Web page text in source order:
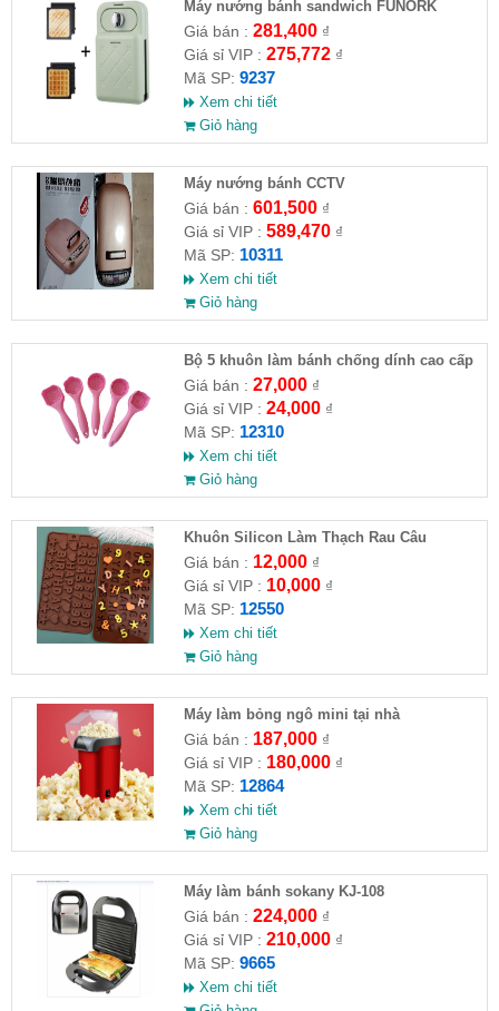
Máy nướng bánh sandwich FUNORK
Giá bán : 281,400₫
Giá sỉ VIP : 275,772₫
Mã SP: 9237
Xem chi tiết
Giỏ hàng
Máy nướng bánh CCTV
Giá bán : 601,500₫
Giá sỉ VIP : 589,470₫
Mã SP: 10311
Xem chi tiết
Giỏ hàng
Bộ 5 khuôn làm bánh chống dính cao cấp
Giá bán : 27,000₫
Giá sỉ VIP : 24,000₫
Mã SP: 12310
Xem chi tiết
Giỏ hàng
Khuôn Silicon Làm Thạch Rau Câu
Chocolate
Giá bán : 12,000₫
Giá sỉ VIP : 10,000₫
Mã SP: 12550
Xem chi tiết
Giỏ hàng
Máy làm bỏng ngô mini tại nhà
Giá bán : 187,000₫
Giá sỉ VIP : 180,000₫
Mã SP: 12864
Xem chi tiết
Giỏ hàng
Máy làm bánh sokany KJ-108
Giá bán : 224,000₫
Giá sỉ VIP : 210,000₫
Mã SP: 9665
Xem chi tiết